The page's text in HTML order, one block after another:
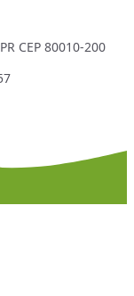
CEP 80010-200